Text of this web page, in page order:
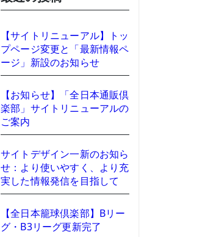
【サイトリニューアル】トッ
プページ変更と「最新情報ペ
ージ」新設のお知らせ
【お知らせ】「全日本通販倶
楽部」サイトリニューアルの
ご案内
サイトデザイン一新のお知ら
せ：より使いやすく、より充
実した情報発信を目指して
【全日本籠球倶楽部】Bリー
グ・B3リーグ更新完了